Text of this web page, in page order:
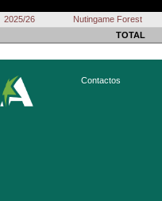
2025/26 Nutingame Forest
TOTAL
Contactos